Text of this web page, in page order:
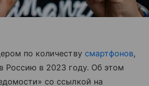
по количеству смартфонов,
Россию в 2023 году. Об этом
со ссылкой на